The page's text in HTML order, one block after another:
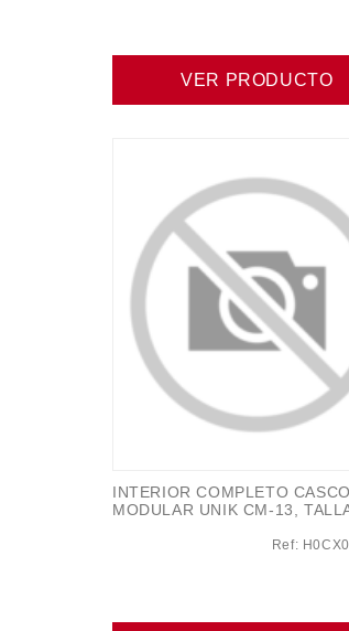
VER PRODUCTO
INTERIOR COMPLETO CASCO
MODULAR UNIK CM-13,
Ref: